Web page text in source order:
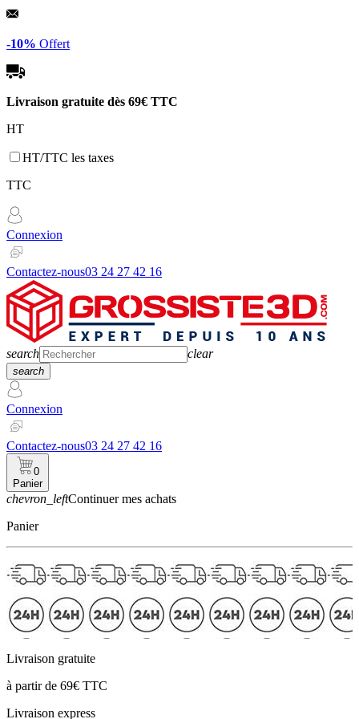
Panneau de gestion des cookies
-10% Offert
Livraison gratuite dès 69€ TTC
HT
HT/TTC les taxes
TTC
Connexion
Contactez-nous03 24 27 42 16
search clear
search
Connexion
Contactez-nous03 24 27 42 16
0
Panier
chevron_leftContinuer mes achats
Panier
Livraison gratuite
à partir de 69€ TTC
Livraison express